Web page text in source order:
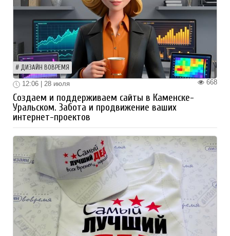
ДИЗАЙН ВОВРЕМЯ
668
12:06 | 28 июля
Создаем и поддерживаем сайты в Каменске-
Уральском. Забота и продвижение ваших
интернет-проектов